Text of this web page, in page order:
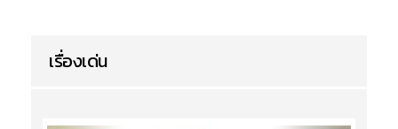
เรื่องเด่น